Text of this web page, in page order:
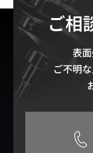
ご相
表
ご不明